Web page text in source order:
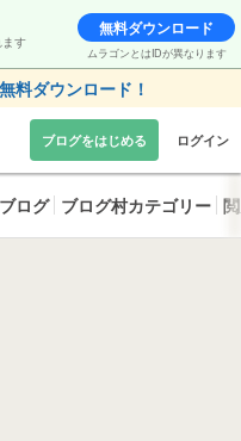
す
無料ダウンロード
ムラゴンとはIDが異なります
料ダウンロード！
ブログをはじめる ログイン
ログ ブログ村カテゴリー